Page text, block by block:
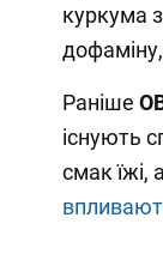
куркума
Раніше
існують
смак їжі,